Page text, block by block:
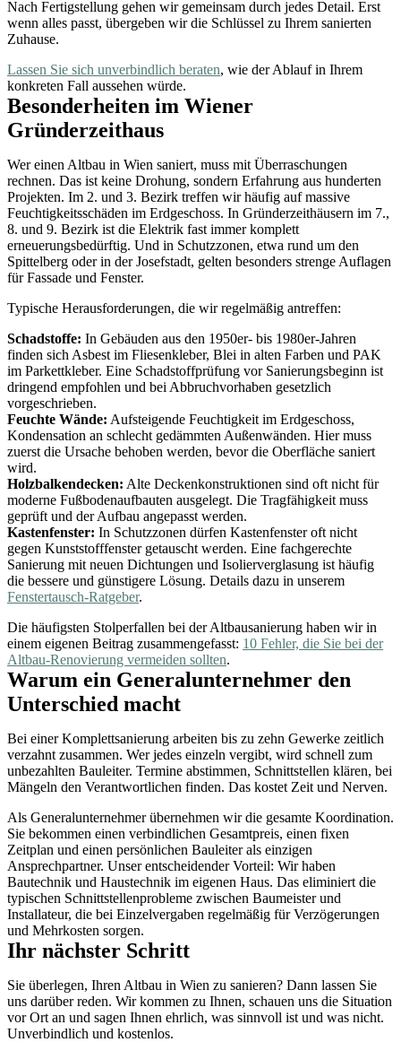
Nach Fertigstellung gehen wir gemeinsam durch jedes Detail. Erst
wenn alles passt, übergeben wir die Schlüssel zu Ihrem sanierten
Zuhause.
Lassen Sie sich unverbindlich beraten, wie der Ablauf in Ihrem
konkreten Fall aussehen würde.
Besonderheiten im Wiener
Gründerzeithaus
Wer einen Altbau in Wien saniert, muss mit Überraschungen
rechnen. Das ist keine Drohung, sondern Erfahrung aus hunderten
Projekten. Im 2. und 3. Bezirk treffen wir häufig auf massive
Feuchtigkeitsschäden im Erdgeschoss. In Gründerzeithäusern im 7.,
8. und 9. Bezirk ist die Elektrik fast immer komplett
erneuerungsbedürftig. Und in Schutzzonen, etwa rund um den
Spittelberg oder in der Josefstadt, gelten besonders strenge Auflagen
für Fassade und Fenster.
Typische Herausforderungen, die wir regelmäßig antreffen:
Schadstoffe: In Gebäuden aus den 1950er- bis 1980er-Jahren
finden sich Asbest im Fliesenkleber, Blei in alten Farben und PAK
im Parkettkleber. Eine Schadstoffprüfung vor Sanierungsbeginn ist
dringend empfohlen und bei Abbruchvorhaben gesetzlich
vorgeschrieben.
Feuchte Wände: Aufsteigende Feuchtigkeit im Erdgeschoss,
Kondensation an schlecht gedämmten Außenwänden. Hier muss
zuerst die Ursache behoben werden, bevor die Oberfläche saniert
wird.
Holzbalkendecken: Alte Deckenkonstruktionen sind oft nicht für
moderne Fußbodenaufbauten ausgelegt. Die Tragfähigkeit muss
geprüft und der Aufbau angepasst werden.
Kastenfenster: In Schutzzonen dürfen Kastenfenster oft nicht
gegen Kunststofffenster getauscht werden. Eine fachgerechte
Sanierung mit neuen Dichtungen und Isolierverglasung ist häufig
die bessere und günstigere Lösung. Details dazu in unserem
Fenstertausch-Ratgeber.
Die häufigsten Stolperfallen bei der Altbausanierung haben wir in
einem eigenen Beitrag zusammengefasst: 10 Fehler, die Sie bei der
Altbau-Renovierung vermeiden sollten.
Warum ein Generalunternehmer den
Unterschied macht
Bei einer Komplettsanierung arbeiten bis zu zehn Gewerke zeitlich
verzahnt zusammen. Wer jedes einzeln vergibt, wird schnell zum
unbezahlten Bauleiter. Termine abstimmen, Schnittstellen klären, bei
Mängeln den Verantwortlichen finden. Das kostet Zeit und Nerven.
Als Generalunternehmer übernehmen wir die gesamte Koordination.
Sie bekommen einen verbindlichen Gesamtpreis, einen fixen
Zeitplan und einen persönlichen Bauleiter als einzigen
Ansprechpartner. Unser entscheidender Vorteil: Wir haben
Bautechnik und Haustechnik im eigenen Haus. Das eliminiert die
typischen Schnittstellenprobleme zwischen Baumeister und
Installateur, die bei Einzelvergaben regelmäßig für Verzögerungen
und Mehrkosten sorgen.
Ihr nächster Schritt
Sie überlegen, Ihren Altbau in Wien zu sanieren? Dann lassen Sie
uns darüber reden. Wir kommen zu Ihnen, schauen uns die Situation
vor Ort an und sagen Ihnen ehrlich, was sinnvoll ist und was nicht.
Unverbindlich und kostenlos.